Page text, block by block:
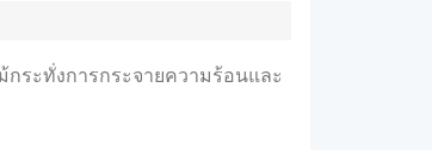
กระทั่งการกระจายความร้อนและ